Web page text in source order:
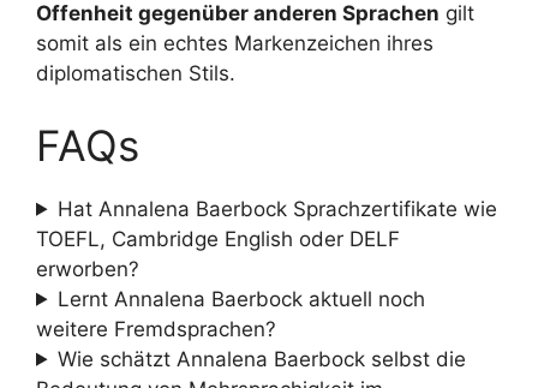
Offenheit gegenüber anderen Sprachen gilt
somit als ein echtes Markenzeichen ihres
diplomatischen Stils.
FAQs
Hat Annalena Baerbock Sprachzertifikate wie
TOEFL, Cambridge English oder DELF
erworben?
Lernt Annalena Baerbock aktuell noch
weitere Fremdsprachen?
Wie schätzt Annalena Baerbock selbst die